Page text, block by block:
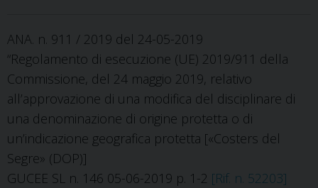
ANA. n. 911 / 2019 del 24-05-2019
“Regolamento di esecuzione (UE) 2019/911 della
Commissione, del 24 maggio 2019, relativo
all’approvazione di una modifica del disciplinare di
una denominazione di origine protetta o di
un’indicazione geografica protetta [«Costers del
Segre» (DOP)]
GUCEE SL n. 146 05-06-2019 p. 1-2 [Rif. n. 52203]